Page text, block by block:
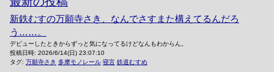
新鉄むすの万願寺さき、なんでさすまた構えてるんだろ
う……。
デビューしたときからずっと気になってるけどなんもわからん。
投稿日時: 2026/6/14(日) 23:07:10
タグ: 万願寺さき 多摩モノレール 寝言 鉄道むすめ